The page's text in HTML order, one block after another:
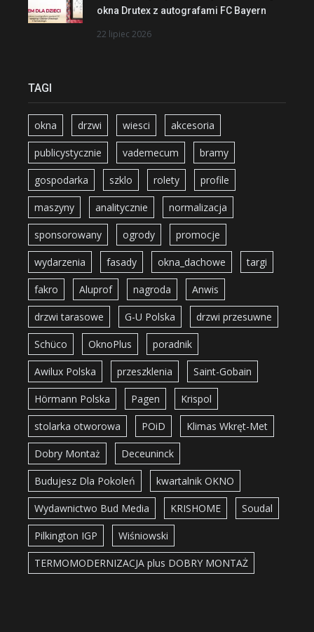
okna Drutex z autografami FC Bayern
22 lipiec 2026
TAGI
okna drzwi wiesci akcesoria
publicystycznie vademecum bramy
gospodarka szklo rolety profile
maszyny analitycznie normalizacja
sponsorowany ogrody promocje
wydarzenia fasady okna_dachowe targi
fakro Aluprof nagroda Anwis
drzwi tarasowe G-U Polska drzwi przesuwne
Schüco OknoPlus poradnik
Awilux Polska przeszklenia Saint-Gobain
Hörmann Polska Pagen Krispol
stolarka otworowa POiD Klimas Wkręt-Met
Dobry Montaż Deceuninck
Budujesz Dla Pokoleń kwartalnik OKNO
Wydawnictwo Bud Media KRISHOME Soudal
Pilkington IGP Wiśniowski
TERMOMODERNIZACJA plus DOBRY MONTAŻ